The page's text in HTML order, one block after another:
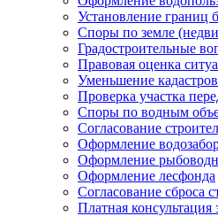
Установление границ
Споры по земле
Градостроительные
Правовая оценка
Уменьшение
Проверка участка
Споры по водным
Согласование
Оформление
Оформление
Оформление лесфонда
Согласование сброса
Платная консультация